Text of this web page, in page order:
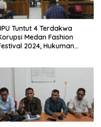
Tuntut 4 Terdakwa
Medan Fashion
2024, Hukuman